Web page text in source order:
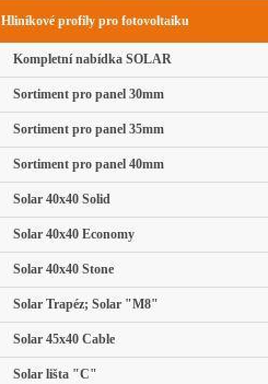
Hliníkové profily pro fotovoltaiku
Kompletní nabídka SOLAR
Sortiment pro panel 30mm
Sortiment pro panel 35mm
Sortiment pro panel 40mm
Solar 40x40 Solid
Solar 40x40 Economy
Solar 40x40 Stone
Solar Trapéz; Solar "M8"
Solar 45x40 Cable
Solar lišta "C"